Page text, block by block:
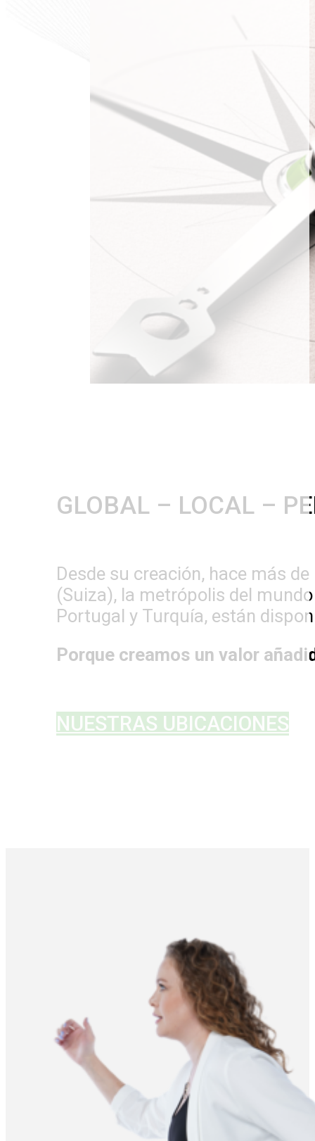
GLOBAL – LOCAL –
Desde su creación, hace más
(Suiza), la metrópolis del
Portugal y Turquía, están
Porque creamos un valor
NUESTRAS UBICACIONES